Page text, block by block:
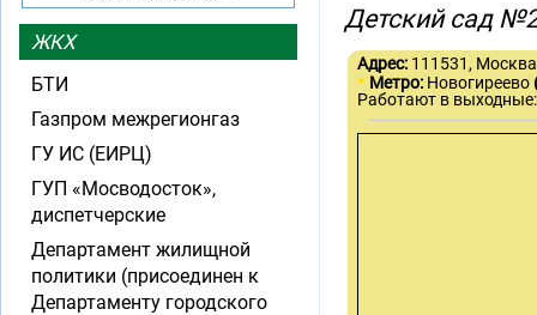
Детский сад
Адрес: 111531,
• Метро: Новогиреево
Работают в
ЖКХ
БТИ
Газпром межрегионгаз
ГУ ИС (ЕИРЦ)
ГУП «Мосводосток»,
диспетчерские
Департамент жилищной
политики (присоединен к
Департаменту городского